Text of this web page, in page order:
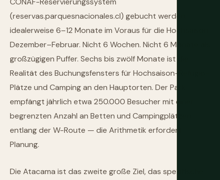
(reservas.parquesnacionales.cl) gebucht werden,
idealerweise 6–12 Monate im Voraus für die Hochsaison
Dezember–Februar. Nicht 6 Wochen. Nicht 6 Monate als
großzügigen Puffer. Sechs bis zwölf Monate ist die
Realität des Buchungsfensters für Hochsaison-Refugio-
Plätze und Camping an den Hauptorten. Der Park
empfängt jährlich etwa 250.000 Besucher mit einer
begrenzten Anzahl an Betten und Campingplätzen
entlang der W-Route — die Arithmetik erfordert
Planung.
Die Atacama ist das zweite große Ziel, das spezifische